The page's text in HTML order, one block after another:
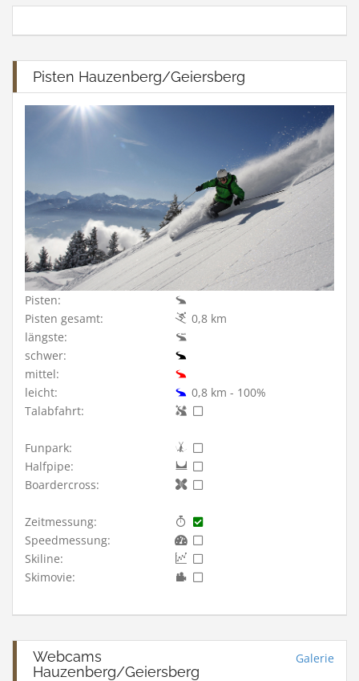
Pisten Hauzenberg/Geiersberg
Pisten:
Pisten gesamt:
0,8 km
längste:
schwer:
mittel:
leicht:
0,8 km - 100%
Talabfahrt:
Funpark:
Halfpipe:
Boardercross:
Zeitmessung:
Speedmessung:
Skiline:
Skimovie:
Webcams
Hauzenberg/Geiersberg
Galerie